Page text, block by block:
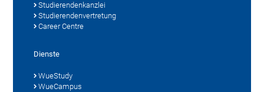
Studierendenkanzlei
Studierendenvertretung
Career Centre
Dienste
WueStudy
WueCampus